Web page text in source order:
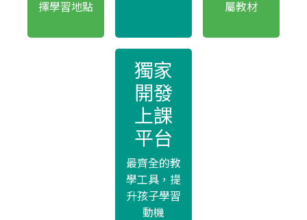
擇學習地點
屬教材
獨家
開發
上課
平台
最齊全的教
學工具，提
升孩子學習
動機